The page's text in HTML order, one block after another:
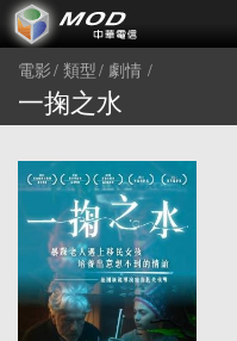
電影 類型 劇情
一掬之水